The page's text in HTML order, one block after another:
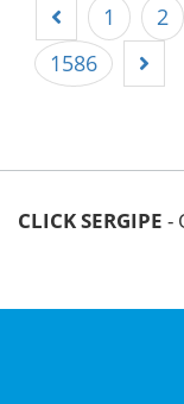
1 2
1586
CLICK SERGIPE -